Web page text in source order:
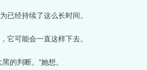
已经持续了这么长时间。
它可能会一直这样下去。
的判断。”她想。